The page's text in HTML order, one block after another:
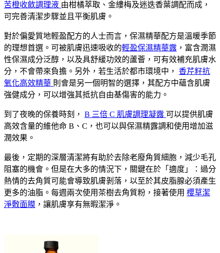
苦橙收斂調理液 由柑橘萃取、金縷梅及迷迭香葉調配而成，
可完善清潔步驟並且平衡肌膚。
對於偏愛質地輕盈配方的人士而言，保濕精華配方是溫暖季節
的理想首選。可被肌膚迅速吸收的輕盈保濕精華露 ，富含潤濕
性保濕成分泛醇，以及具舒緩功效的蘆薈，可有效補充肌膚水
分，不會帶來負擔。另外，若生活於都市環境中， 香芹籽抗
氧化高效精華 則會是另一個明智的選擇，其配方中蘊含肌膚
強健成分，可以增強其抵抗自由基傷害的能力。
到了夜晚的保養時刻， B 三倍 C 肌膚調理凝露 可以提供肌膚
高效含量的維他命 B、C，也可以與保濕精露調和使用增加滋
潤效果。
最後，定期的深層清潔將有助於去除老廢角質細胞，減少毛孔
阻塞的機會。但是在大多的情況下，關鍵在於「適度」：過分
熱情的去角質可能會導致肌膚剝落，以至於其皮脂腺必須產生
更多的油脂。每週兩次使用茶樹去角質粉，接著使用 櫻草潔
淨敷面膜 ，讓肌膚享有無暇潔淨。